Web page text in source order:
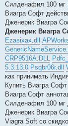
Силденафил 100 мг
Виагра Софт
Дженерик Виагра
Дженерик Виагра
Ezasixax.dll
CRP9516A.DLL
5.3.13.0 Psqbr06r.dll
как принимать
Купить Виагра
Виагра Софт
Силденафил 100 мг
Дженерик Виагра
Viagra Soft со